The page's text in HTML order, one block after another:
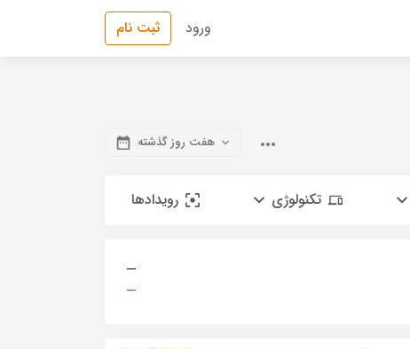
ورود ثبت نام
هفت روز گذشته
تکنولوژی رویدادها
—
—